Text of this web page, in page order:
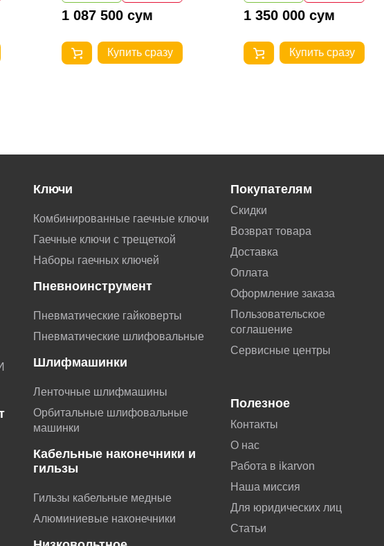
1 087 500 сум
Купить сразу
1 350 000 сум
Купить сразу
Ключи
Комбинированные гаечные ключи
Гаечные ключи с трещеткой
Наборы гаечных ключей
Пневноинструмент
Пневматические гайковерты
Пневматические шлифовальные
Шлифмашинки
Ленточные шлифмашины
Орбитальные шлифовальные
машинки
Кабельные наконечники и
гильзы
Гильзы кабельные медные
Алюминиевые наконечники
Покупателям
Скидки
Возврат товара
Доставка
Оплата
Оформление заказа
Пользовательское
соглашение
Сервисные центры
Полезное
Контакты
О нас
Работа в ikarvon
Наша миссия
Для юридических лиц
Статьи